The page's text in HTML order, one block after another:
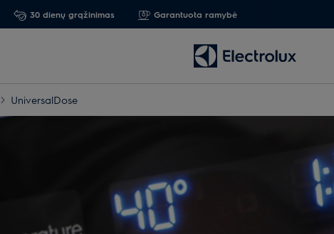
30 dienų grąžinimas Garantuota ramybė
UniversalDose